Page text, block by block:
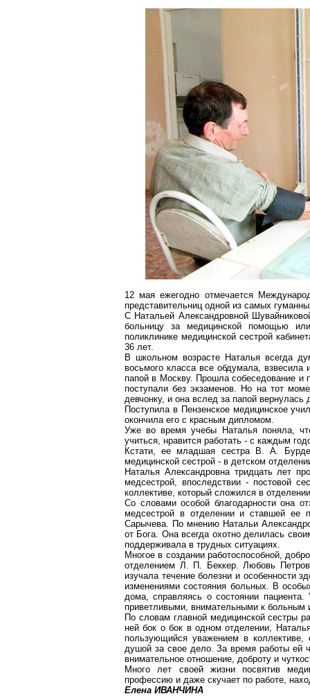
12 мая ежегодно отмечается
представительниц одной из самых
С Натальей Александровной
больницу за медицинской помощью
поликлинике медицинской сестрой
36 лет.
В школьном возрасте Наталья всегда
восьмого класса все обдумала,
папой в Москву. Прошла собеседование и
поступали без экзаменов. Но на тот
девчонку, и она вслед за папой вернулась
Поступила в Пензенское медицинское
окончила его с красным дипломом.
Уже во время учебы Наталья поняла,
учиться, нравится работать - с каждым
Кстати, ее младшая сестра В. А.
медицинской сестрой - в детском
Наталья Александровна тридцать лет
медсестрой, впоследствии - постовой
коллективе, который сложился в
Со словами особой благодарности она
медсестрой в отделении и ставшей ее
Сарычева. По мнению Натальи
от Бога. Она всегда охотно делилась
поддерживала в трудных ситуациях.
Многое в создании работоспособной,
отделением Л. П. Беккер. Любовь
изучала течение болезни и особенности
изменениями состояния больных. В
дома, справляясь о состоянии
приветливыми, внимательными к больным
По словам главной медицинской сестры
ней бок о бок в одном отделении,
пользующийся уважением в коллективе,
душой за свое дело. За время работы ей
внимательное отношение, доброту и
Много лет своей жизни посвятив
профессию и даже скучает по работе,
Елена ИВАНЧИНА